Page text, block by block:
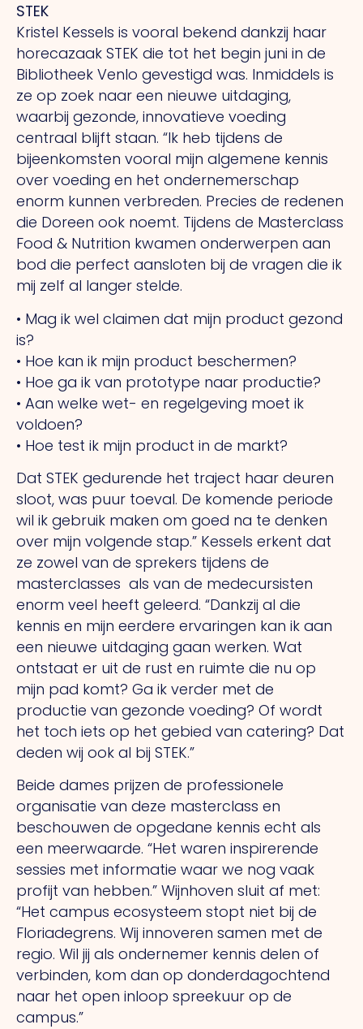
STEK
Kristel Kessels is vooral bekend dankzij haar
horecazaak STEK die tot het begin juni in de
Bibliotheek Venlo gevestigd was. Inmiddels is
ze op zoek naar een nieuwe uitdaging,
waarbij gezonde, innovatieve voeding
centraal blijft staan. “Ik heb tijdens de
bijeenkomsten vooral mijn algemene kennis
over voeding en het ondernemerschap
enorm kunnen verbreden. Precies de redenen
die Doreen ook noemt. Tijdens de Masterclass
Food & Nutrition kwamen onderwerpen aan
bod die perfect aansloten bij de vragen die ik
mij zelf al langer stelde.
• Mag ik wel claimen dat mijn product gezond
is?
• Hoe kan ik mijn product beschermen?
• Hoe ga ik van prototype naar productie?
• Aan welke wet- en regelgeving moet ik
voldoen?
• Hoe test ik mijn product in de markt?
Dat STEK gedurende het traject haar deuren
sloot, was puur toeval. De komende periode
wil ik gebruik maken om goed na te denken
over mijn volgende stap.” Kessels erkent dat
ze zowel van de sprekers tijdens de
masterclasses als van de medecursisten
enorm veel heeft geleerd. “Dankzij al die
kennis en mijn eerdere ervaringen kan ik aan
een nieuwe uitdaging gaan werken. Wat
ontstaat er uit de rust en ruimte die nu op
mijn pad komt? Ga ik verder met de
productie van gezonde voeding? Of wordt
het toch iets op het gebied van catering? Dat
deden wij ook al bij STEK.”
Beide dames prijzen de professionele
organisatie van deze masterclass en
beschouwen de opgedane kennis echt als
een meerwaarde. “Het waren inspirerende
sessies met informatie waar we nog vaak
profijt van hebben.” Wijnhoven sluit af met:
“Het campus ecosysteem stopt niet bij de
Floriadegrens. Wij innoveren samen met de
regio. Wil jij als ondernemer kennis delen of
verbinden, kom dan op donderdagochtend
naar het open inloop spreekuur op de
campus.”